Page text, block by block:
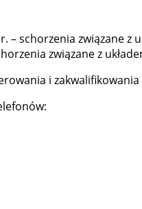
– schorzenia związane z
związane z
i